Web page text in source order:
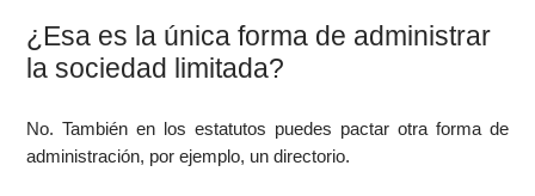
¿Esa es la única forma de administrar
la sociedad limitada?
No. También en los estatutos puedes pactar otra forma de
administración, por ejemplo, un directorio.